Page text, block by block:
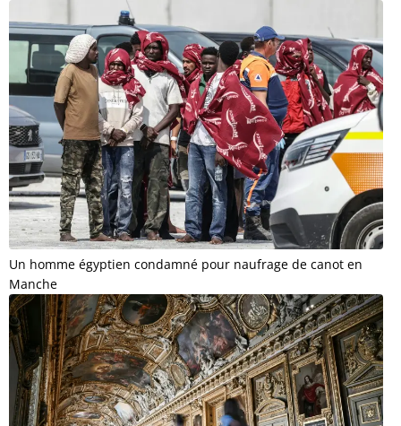
Un homme égyptien condamné pour naufrage de canot en
Manche